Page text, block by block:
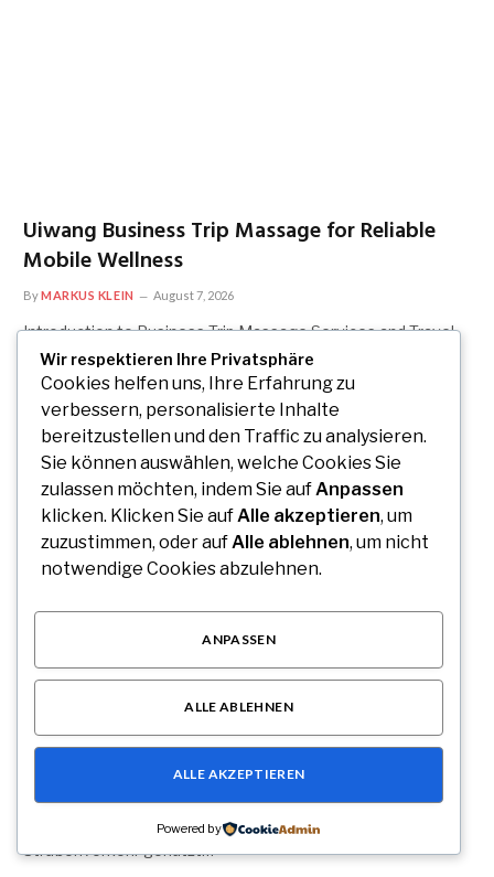
Uiwang Business Trip Massage for Reliable
Mobile Wellness
ByMARKUS KLEIN August 7, 2026
Introduction to Business Trip Massage Services and Travel
Comfort Business travel has become an important…
Auto Anmeldung einfach online durchführen
und sofort legal losfahren
Die Anmeldung eines Fahrzeugs ist eine gesetzliche
Voraussetzung, bevor ein Auto im öffentlichen
Straßenverkehr genutzt…
Wir respektieren Ihre Privatsphäre
Cookies helfen uns, Ihre Erfahrung zu
verbessern, personalisierte Inhalte
bereitzustellen und den Traffic zu analysieren.
Sie können auswählen, welche Cookies Sie
zulassen möchten, indem Sie aufAnpassen
klicken. Klicken Sie aufAlle akzeptieren, um
zuzustimmen, oder aufAlle ablehnen, um nicht
notwendige Cookies abzulehnen.
ANPASSEN
ALLE ABLEHNEN
ALLE AKZEPTIEREN
Powered by